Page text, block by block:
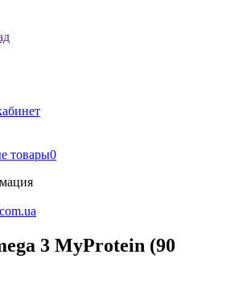
товары0
3 MyProtein (90